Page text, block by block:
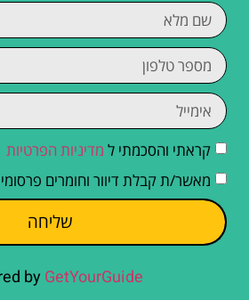
קראתי והסכמתי ל מדיניות הפרטיות
מאשר/ת קבלת דיוור וחומרים
שליחה
by GetYourGuide